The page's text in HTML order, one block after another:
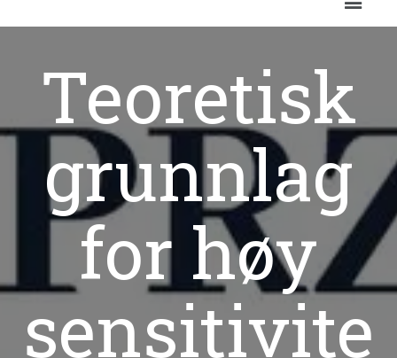
Teoretisk
grunnlag
for høy
sensitivite